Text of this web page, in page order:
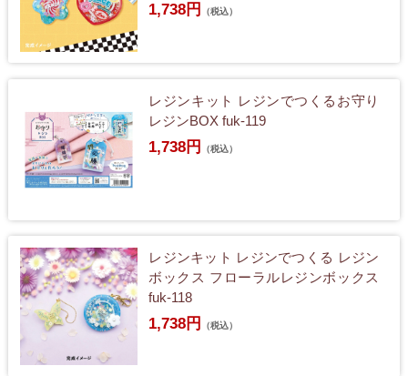
1,738円 （税込）
レジンキット レジンでつくるお守り
レジンBOX fuk-119
1,738円 （税込）
レジンキット レジンでつくる レジン
ボックス フローラルレジンボックス
fuk-118
1,738円 （税込）